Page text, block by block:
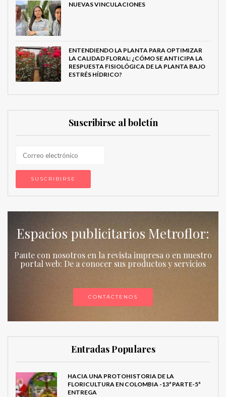
NUEVAS VINCULACIONES
ENTENDIENDO LA PLANTA PARA OPTIMIZAR
LA CALIDAD FLORAL: ¿CÓMO SE ANTICIPA LA
RESPUESTA FISIOLÓGICA DE LA PLANTA BAJO
ESTRÉS HÍDRICO?
Suscribirse al boletín
Espacios publicitarios Metroflor:
Paute con nosotros en la revista impresa o en nuestro
portal web: De a conocer sus productos y servicios
CONTÁCTENOS
Entradas Populares
HACIA UNA PROTOHISTORIA DE LA
FLORICULTURA EN COLOMBIA -13ª PARTE-5ª
ENTREGA